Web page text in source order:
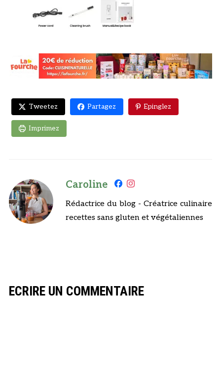
Tweetez Partagez Epinglez
Imprimez
Caroline
Rédactrice du blog - Créatrice culinaire
recettes sans gluten et végétaliennes
ECRIRE UN COMMENTAIRE